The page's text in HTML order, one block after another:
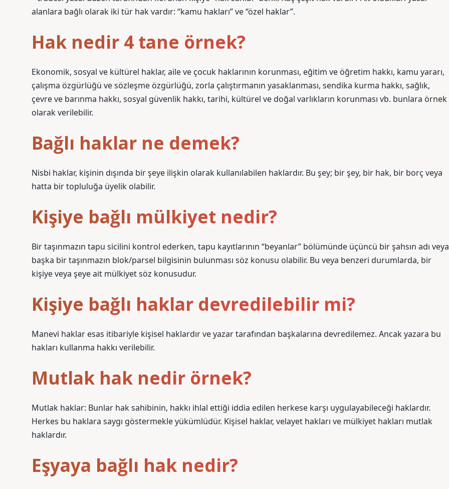
alanlara bağlı olarak iki tür hak vardır: “kamu hakları” ve “özel haklar”.
Hak nedir 4 tane örnek?
Ekonomik, sosyal ve kültürel haklar, aile ve çocuk haklarının korunması, eğitim ve öğretim hakkı, kamu yararı,
çalışma özgürlüğü ve sözleşme özgürlüğü, zorla çalıştırmanın yasaklanması, sendika kurma hakkı, sağlık,
çevre ve barınma hakkı, sosyal güvenlik hakkı, tarihi, kültürel ve doğal varlıkların korunması vb. bunlara örnek
olarak verilebilir.
Bağlı haklar ne demek?
Nisbi haklar, kişinin dışında bir şeye ilişkin olarak kullanılabilen haklardır. Bu şey; bir şey, bir hak, bir borç veya
hatta bir topluluğa üyelik olabilir.
Kişiye bağlı mülkiyet nedir?
Bir taşınmazın tapu sicilini kontrol ederken, tapu kayıtlarının “beyanlar” bölümünde üçüncü bir şahsın adı veya
başka bir taşınmazın blok/parsel bilgisinin bulunması söz konusu olabilir. Bu veya benzeri durumlarda, bir
kişiye veya şeye ait mülkiyet söz konusudur.
Kişiye bağlı haklar devredilebilir mi?
Manevi haklar esas itibariyle kişisel haklardır ve yazar tarafından başkalarına devredilemez. Ancak yazara bu
hakları kullanma hakkı verilebilir.
Mutlak hak nedir örnek?
Mutlak haklar: Bunlar hak sahibinin, hakkı ihlal ettiği iddia edilen herkese karşı uygulayabileceği haklardır.
Herkes bu haklara saygı göstermekle yükümlüdür. Kişisel haklar, velayet hakları ve mülkiyet hakları mutlak
haklardır.
Eşyaya bağlı hak nedir?